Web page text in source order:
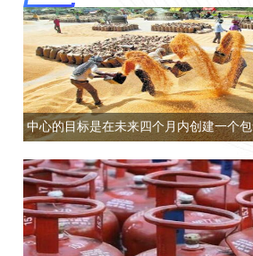
中心的目标是在未来四个月内创建一个包